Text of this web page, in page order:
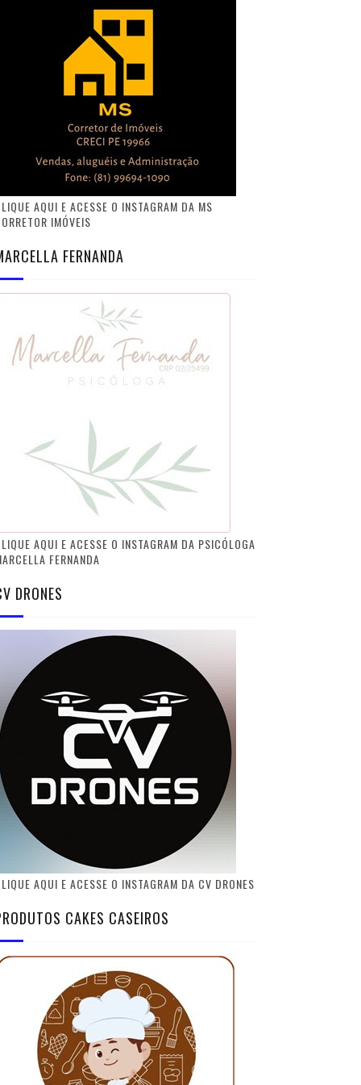
AQUI E ACESSE O INSTAGRAM DA MS
IMÓVEIS
FERNANDA
AQUI E ACESSE O INSTAGRAM DA PSICÓLOGA
FERNANDA
DRONES
AQUI E ACESSE O INSTAGRAM DA CV DRONES
CAKES CASEIROS